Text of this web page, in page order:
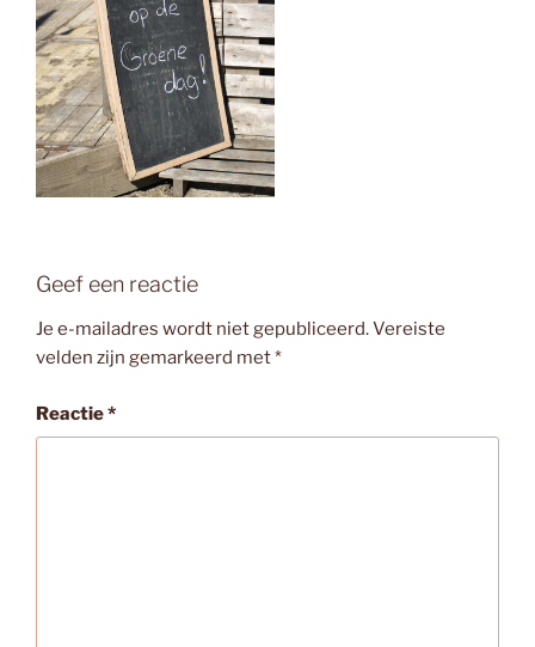
Geef een reactie
Je e-mailadres wordt niet gepubliceerd.Vereiste
velden zijn gemarkeerd met*
Reactie*